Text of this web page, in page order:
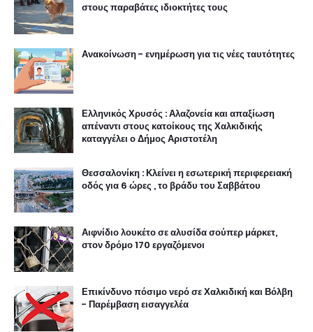
στους παραβάτες ιδιοκτήτες τους
Ανακοίνωση - ενημέρωση για τις νέες ταυτότητες
Ελληνικός Χρυσός : Αλαζονεία και απαξίωση
απέναντι στους κατοίκους της Χαλκιδικής
καταγγέλει ο Δήμος Αριστοτέλη
Θεσσαλονίκη : Κλείνει η εσωτερική περιφερειακή
οδός για 6 ώρες , το βράδυ του Σαββάτου
Αιφνίδιο λουκέτο σε αλυσίδα σούπερ μάρκετ,
στον δρόμο 170 εργαζόμενοι
Επικίνδυνο πόσιμο νερό σε Χαλκιδική και Βόλβη
- Παρέμβαση εισαγγελέα